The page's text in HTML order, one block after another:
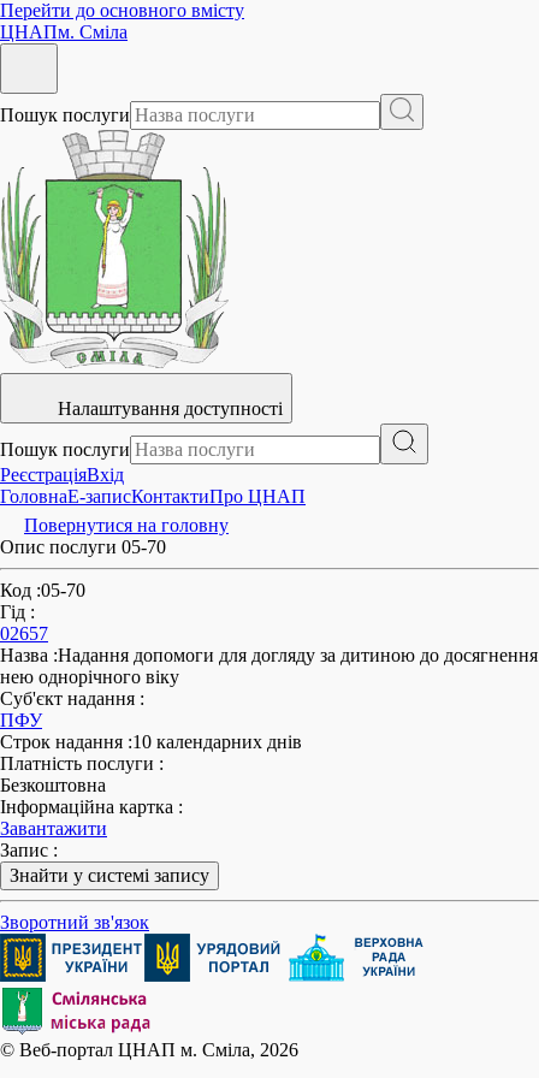
Перейти до основного вмісту
ЦНАПм. Сміла
Пошук послуги
Налаштування доступності
Пошук послуги
РеєстраціяВхід
ГоловнаE-записКонтактиПро ЦНАП
Повернутися на головну
Опис послуги 05-70
Код :05-70
Гід :
02657
Назва :Надання допомоги для догляду за дитиною до досягнення
нею однорічного віку
Суб'єкт надання :
ПФУ
Строк надання :10 календарних днів
Платність послуги :
Безкоштовна
Інформаційна картка :
Завантажити
Запис :
Знайти у системі запису
Зворотний зв'язок
© Веб-портал ЦНАП м. Сміла, 2026